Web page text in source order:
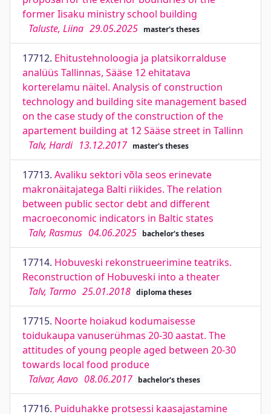
former Iisaku ministry school building
Taluste, Liina 29.05.2025 master's theses
17712. Ehitustehnoloogia ja platsikorralduse
analüüs Tallinnas, Sääse 12 ehitatava
korterelamu näitel. Analysis of construction
technology and building site management based
on the case study of the construction of the
apartement building at 12 Sääse street in Tallinn
Talv, Hardi 13.12.2017 master's theses
17713. Avaliku sektori võla seos erinevate
makronäitajatega Balti riikides. The relation
between public sector debt and different
macroeconomic indicators in Baltic states
Talv, Rasmus 04.06.2025 bachelor's theses
17714. Hobuveski rekonstrueerimine teatriks.
Reconstruction of Hobuveski into a theater
Talv, Tarmo 25.01.2018 diploma theses
17715. Noorte hoiakud kodumaisesse
toidukaupa vanuserühmas 20-30 aastat. The
attitudes of young people aged between 20-30
towards local food produce
Talvar, Aavo 08.06.2017 bachelor's theses
17716. Puiduhakke protsessi kaasajastamine